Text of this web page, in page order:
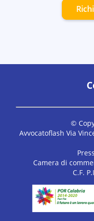
©
Avvocatoflash Via
Camera di
C.F.